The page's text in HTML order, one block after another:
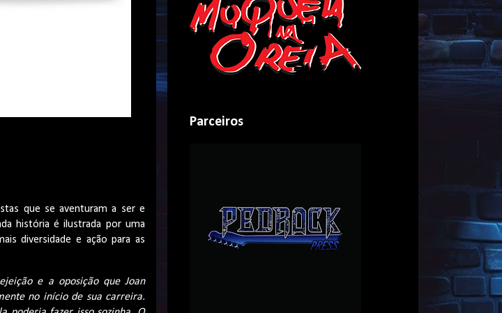
que se aventuram a ser e
história é ilustrada por uma
diversidade e ação para as
e a oposição que Joan
no início de sua carreira.
Parceiros